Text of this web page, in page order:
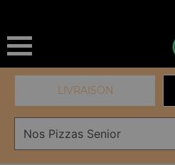
LIVRAISON